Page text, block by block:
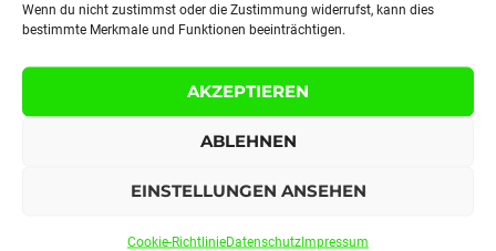
Wenn du nicht zustimmst oder die Zustimmung widerrufst, kann dies
bestimmte Merkmale und Funktionen beeinträchtigen.
AKZEPTIEREN
ABLEHNEN
EINSTELLUNGEN ANSEHEN
Cookie-RichtlinieDatenschutzImpressum
Fuzzy Navel Rezept Cocktail selber machen